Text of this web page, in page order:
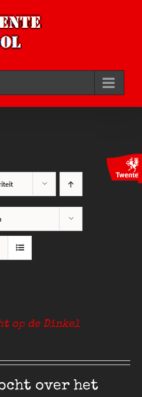
op de Dinkel
over het